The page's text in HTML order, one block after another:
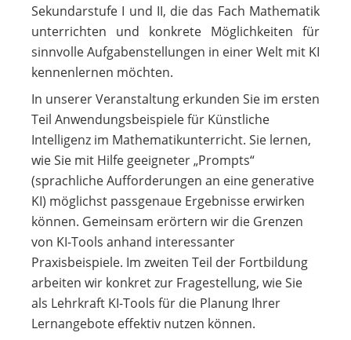
Sekundarstufe I und II, die das Fach Mathematik
unterrichten und konkrete Möglichkeiten für
sinnvolle Aufgabenstellungen in einer Welt mit KI
kennenlernen möchten.
In unserer Veranstaltung erkunden Sie im ersten
Teil Anwendungsbeispiele für Künstliche
Intelligenz im Mathematikunterricht. Sie lernen,
wie Sie mit Hilfe geeigneter „Prompts“
(sprachliche Aufforderungen an eine generative
KI) möglichst passgenaue Ergebnisse erwirken
können. Gemeinsam erörtern wir die Grenzen
von KI-Tools anhand interessanter
Praxisbeispiele. Im zweiten Teil der Fortbildung
arbeiten wir konkret zur Fragestellung, wie Sie
als Lehrkraft KI-Tools für die Planung Ihrer
Lernangebote effektiv nutzen können.